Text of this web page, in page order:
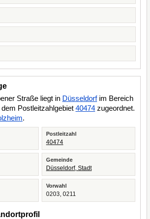
Straße liegt in Düsseldorfim Bereich
Postleitzahlgebiet 40474 zugeordnet.
.
Postleitzahl
40474
Gemeinde
Düsseldorf, Stadt
Vorwahl
0203, 0211